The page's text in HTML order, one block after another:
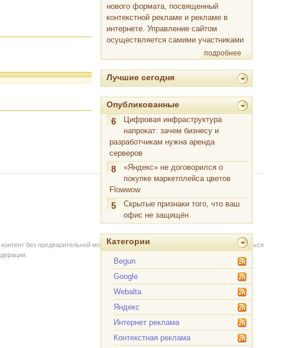
нового формата, посвященный
контекстной рекламе и рекламе в
интернете. Управление сайтом
осуществляется самими участниками
подробнее
Лучшие сегодня
Опубликованные
6
Цифровая инфраструктура
напрокат: зачем бизнесу и
разработчикам нужна аренда
серверов
8
«Яндекс» не договорился о
покупке маркетплейса цветов
Flowwow
5
Скрытые признаки того, что ваш
офис не защищён
Категории
Begun
Google
Webalta
Яндекс
Интернет реклама
Контекстная реклама
без предварительной модерации через форму на сайте. Вы можете связаться